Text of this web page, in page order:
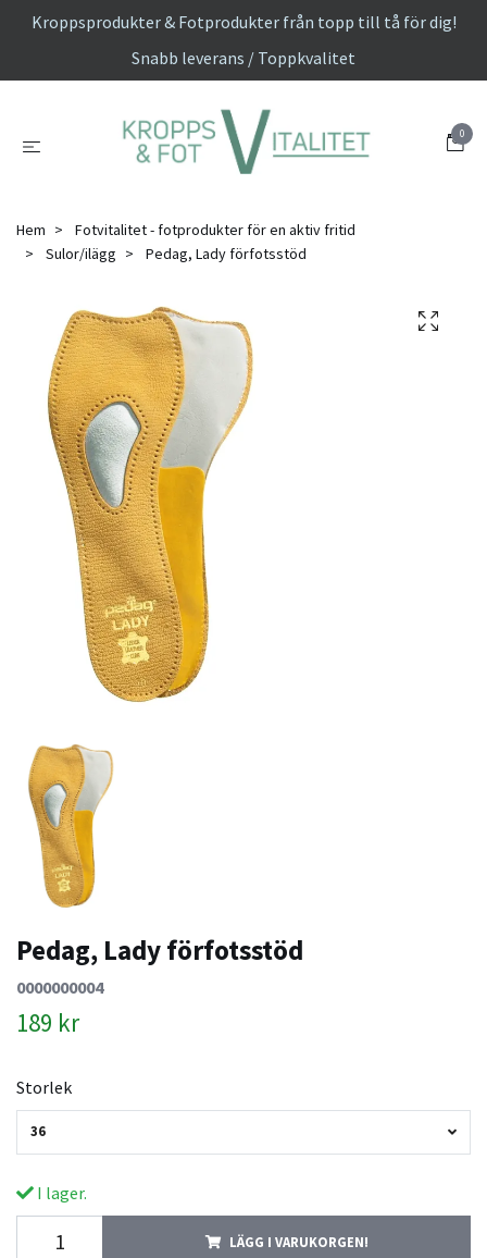
Kroppsprodukter & Fotprodukter från topp till tå för dig!
Snabb leverans / Toppkvalitet
0
Hem
Fotvitalitet - fotprodukter för en aktiv fritid
Sulor/ilägg
Pedag, Lady förfotsstöd
Pedag, Lady förfotsstöd
0000000004
189 kr
Storlek
36
I lager.
LÄGG I VARUKORGEN!